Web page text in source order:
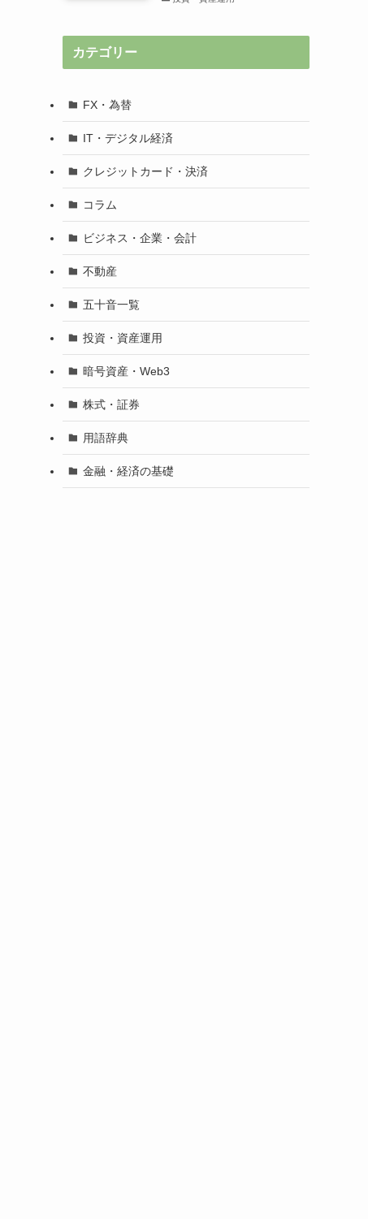
カテゴリー
FX・為替
IT・デジタル経済
クレジットカード・決済
コラム
ビジネス・企業・会計
不動産
五十音一覧
投資・資産運用
暗号資産・Web3
株式・証券
用語辞典
金融・経済の基礎